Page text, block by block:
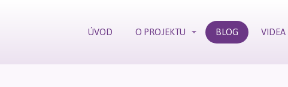
ÚVOD O PROJEKTU BLOG VIDEA